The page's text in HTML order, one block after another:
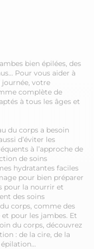
bien épilées, des
Pour vous aider à
votre
complète de
à tous les âges et
du corps a besoin
d’éviter les
à l’approche de
de soins
hydratantes faciles
pour bien préparer
pour la nourrir et
des soins
corps, comme des
pour les jambes. Et
du corps, découvrez
: de la cire, de la